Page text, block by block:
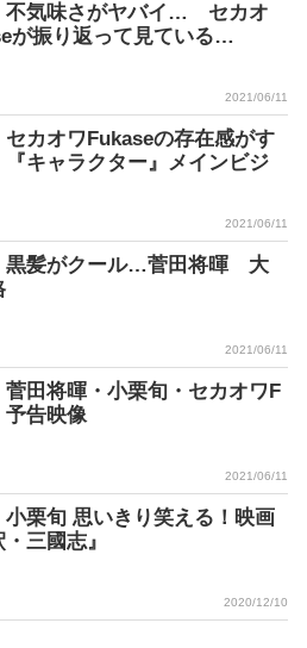
不気味さがヤバイ… セカオ
が振り返って見ている…
2021/06/11
セカオワFukaseの存在感がす
キャラクター』メインビジ
2021/06/11
黒髪がクール…菅田将暉 大
2021/06/11
菅田将暉・小栗旬・セカオワF
告映像
2021/06/11
小栗旬 思いきり笑える！映画
・三國志』
2020/12/10